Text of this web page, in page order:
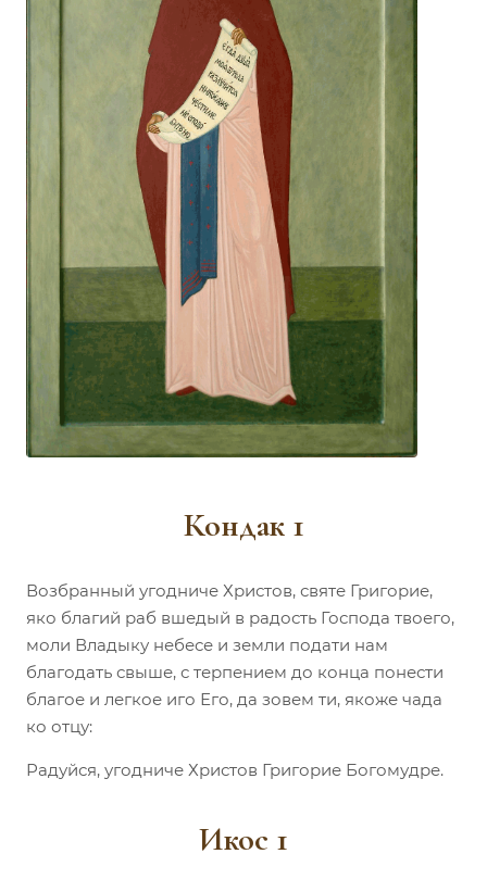
Кондак 1
Возбранный угодниче Христов, святе Григорие,
яко благий раб вшедый в радость Господа твоего,
моли Владыку небесе и земли подати нам
благодать свыше, с терпением до конца понести
благое и легкое иго Его, да зовем ти, якоже чада
ко отцу:
Радуйся, угодниче Христов Григорие Богомудре.
Икос 1